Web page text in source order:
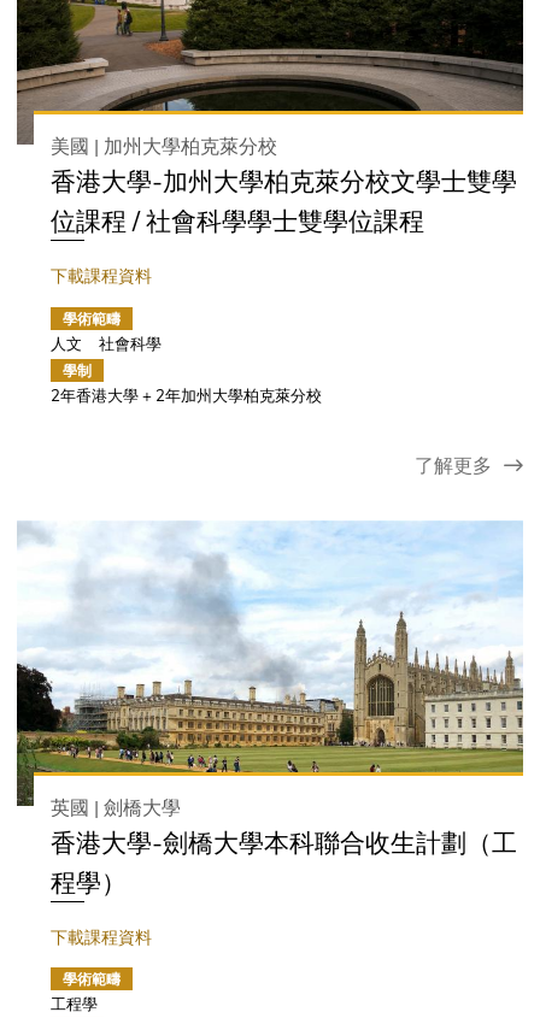
美國 | 加州大學柏克萊分校
香港大學-加州大學柏克萊分校文學士雙學
位課程 / 社會科學學士雙學位課程
下載課程資料
學術範疇
人文 社會科學
學制
2年香港大學 + 2年加州大學柏克萊分校
了解更多
英國 | 劍橋大學
香港大學-劍橋大學本科聯合收生計劃（工
程學）
下載課程資料
學術範疇
工程學